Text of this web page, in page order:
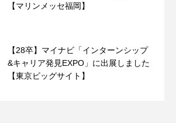
【マリンメッセ福岡】
【28卒】マイナビ「インターンシップ
&キャリア発見EXPO」に出展しました
【東京ビッグサイト】